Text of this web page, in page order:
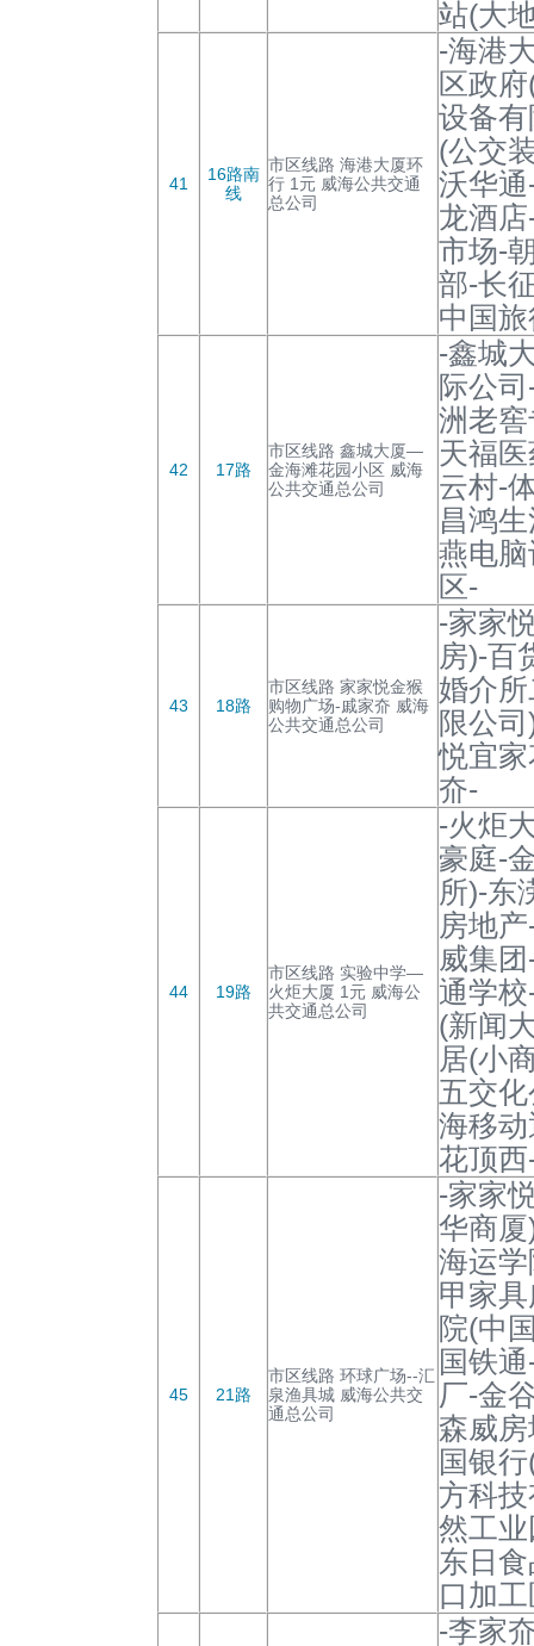
站(大
41
16路南
线
市区线路 海港大厦环
行 1元 威海公共交通
总公司
-海港
区政
设备
(公交
沃华
龙酒
市场-
部-长
中国
42 17路
市区线路 鑫城大厦—
金海滩花园小区 威海
公共交通总公司
-鑫城
际公
洲老
天福
云村-
昌鸿
燕电
区-
43 18路
市区线路 家家悦金猴
购物广场-戚家夼 威海
公共交通总公司
-家家
房)-百
婚介
限公
悦宜
夼-
44 19路
市区线路 实验中学—
火炬大厦 1元 威海公
共交通总公司
-火炬
豪庭-
所)-东
房地
威集
通学
(新闻
居(小
五交
海移
花顶
45 21路
市区线路 环球广场--汇
泉渔具城 威海公共交
通总公司
-家家
华商
海运
甲家
院(中
国铁
厂-金
森威
国银
方科
然工
东日
口加
-李家